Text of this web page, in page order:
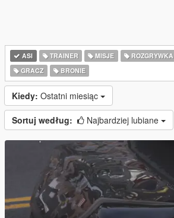
ASI TRAINER MISJE ROZGRYWKA
GRACZ
BRONIE
Kiedy: Ostatni miesiąc
Sortuj według: Najbardziej lubiane